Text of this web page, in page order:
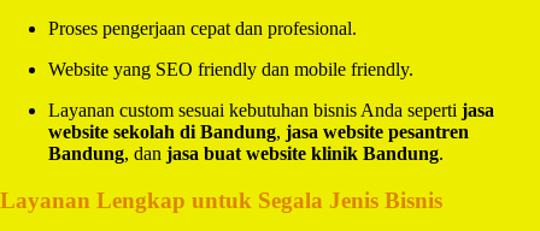
Proses pengerjaan cepat dan profesional.
Website yang SEO friendly dan mobile friendly.
Layanan custom sesuai kebutuhan bisnis Anda seperti jasa
website sekolah di Bandung, jasa website pesantren
Bandung, dan jasa buat website klinik Bandung.
Layanan Lengkap untuk Segala Jenis Bisnis